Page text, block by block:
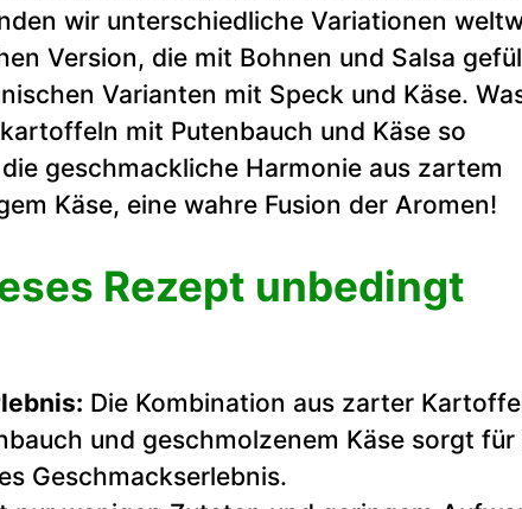
wir unterschiedliche Variationen
Version, die mit Bohnen und Salsa
Varianten mit Speck und Käse.
mit Putenbauch und Käse so
geschmackliche Harmonie aus zartem
Käse, eine wahre Fusion der Aromen!
Rezept unbedingt
Die Kombination aus zarter
und geschmolzenem Käse sorgt für
Geschmackserlebnis.